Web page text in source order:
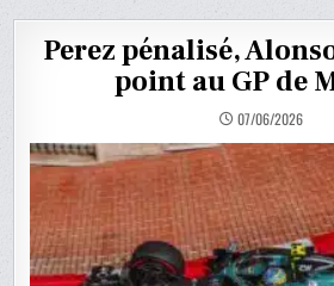
Perez pénalisé,
point au GP de
07/06/2026